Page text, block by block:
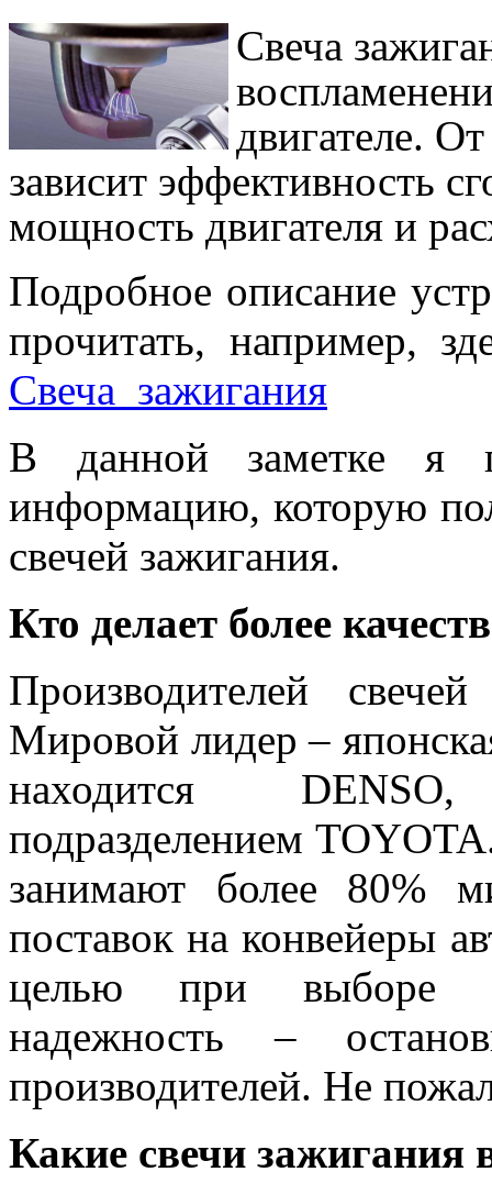
Свеча
двигателе.
зависит эффективность
мощность двигателя и
Подробное описание
прочитать, например,
Свеча_зажигания
В данной заметке я
информацию, которую
свечей зажигания.
Кто делает более
Производителей
Мировой лидер –
находится
подразделением
занимают более 80%
поставок на конвейеры
целью при выборе
надежность –
производителей. Не
Какие свечи зажигания